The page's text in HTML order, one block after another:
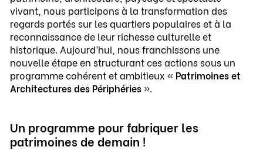
vivant, nous participons à la transformation des
regards portés sur les quartiers populaires et à la
reconnaissance de leur richesse culturelle et
historique. Aujourd’hui, nous franchissons une
nouvelle étape en structurant ces actions sous un
programme cohérent et ambitieux « Patrimoines et
Architectures des Périphéries ».
Un programme pour fabriquer les
patrimoines de demain !